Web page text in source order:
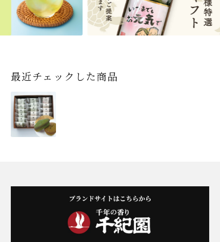
商品一覧はこちら
商品一覧はこちら
商品一覧はこちら
商品一覧はこちら
商品一覧はこちら
最近チェックした商品